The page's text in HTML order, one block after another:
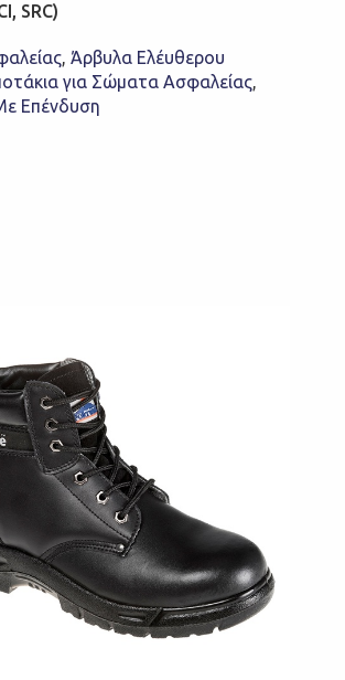
SRC)
, Άρβυλα Ελέυθερου
για Σώματα Ασφαλείας,
Επένδυση